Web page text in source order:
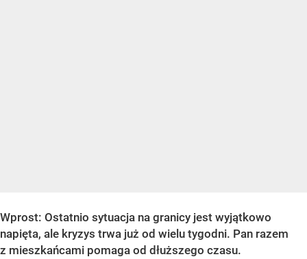
Wprost: Ostatnio sytuacja na granicy jest wyjątkowo
napięta, ale kryzys trwa już od wielu tygodni. Pan razem
z mieszkańcami pomaga od dłuższego czasu.